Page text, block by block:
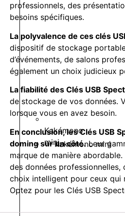
Kakémono
miniKakémono mini
professionnels, des
besoins spécifiques.
La polyvalence de ces clés
dispositif de stockage
d’événements, de salons
également un choix judicieux
La fiabilité des Clés USB
de stockage de vos données.
lorsque vous en avez besoin.
En conclusion, les Clés USB
doming sur un côté.Leur
marque de manière
des données
choix intelligent pour ceux qui
Optez pour les Clés USB